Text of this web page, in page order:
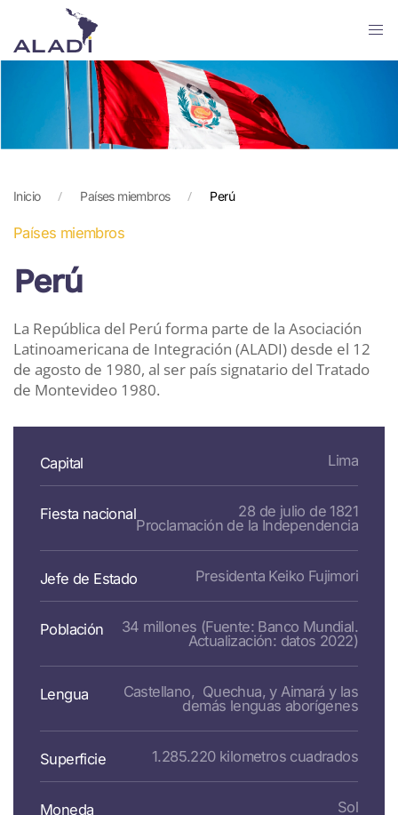
Skip
main
content
Inicio Países miembros Perú
Países miembros
Perú
La República del Perú forma parte de la Asociación
Latinoamericana de Integración (ALADI) desde el 12
de agosto de 1980, al ser país signatario del Tratado
de Montevideo 1980.
Capital Lima
Fiesta nacional
28 de julio de 1821
Proclamación de la Independencia
Jefe de Estado Presidenta Keiko Fujimori
Población
34 millones (Fuente: Banco Mundial.
Actualización: datos 2022)
Lengua
Castellano, Quechua, y Aimará y las
demás lenguas aborígenes
Superficie 1.285.220 kilometros cuadrados
Moneda Sol